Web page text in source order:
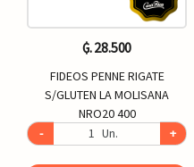
₲. 28.500
FIDEOS PENNE RIGATE
S/GLUTEN LA MOLISANA
NRO20 400
-
Un. +